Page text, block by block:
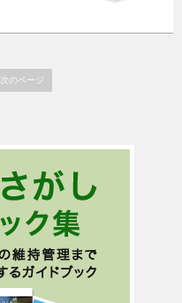
次のページ